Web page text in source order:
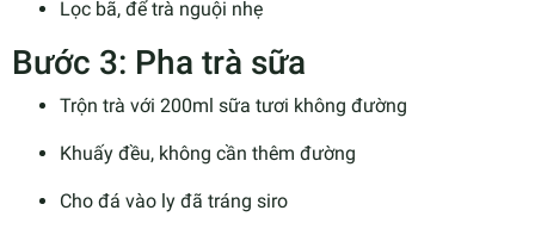
Lọc bã, để trà nguội nhẹ
Bước 3: Pha trà sữa
Trộn trà với 200ml sữa tươi không đường
Khuấy đều, không cần thêm đường
Cho đá vào ly đã tráng siro